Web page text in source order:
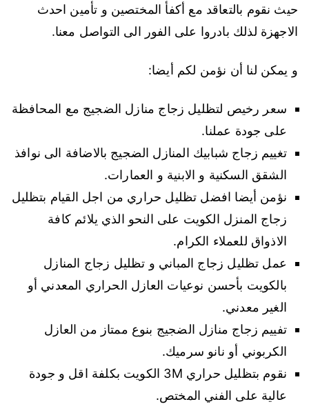
حيث نقوم بالتعاقد مع أكفأ المختصين و تأمين احدث
الاجهزة لذلك بادروا على الفور الى التواصل معنا.
و يمكن لنا أن نؤمن لكم أيضا:
سعر رخيص لتظليل زجاج منازل الضجيج مع المحافظة
على جودة عملنا.
تغييم زجاج شبابيك المنازل الضجيج بالاضافة الى نوافذ
الشقق السكنية و الابنية و العمارات.
نؤمن أيضا افضل تظليل حراري من اجل القيام بتظليل
زجاج المنزل الكويت على النحو الذي يلائم كافة
الاذواق للعملاء الكرام.
عمل تظليل زجاج المباني و تظليل زجاج المنازل
بالكويت بأحسن نوعيات العازل الحراري المعدني أو
الغير معدني.
تفييم زجاج منازل الضجيج بنوع ممتاز من العازل
الكربوني أو نانو سرميك.
نقوم بتظليل حراري 3M الكويت بكلفة اقل و جودة
عالية على الفني المختص.